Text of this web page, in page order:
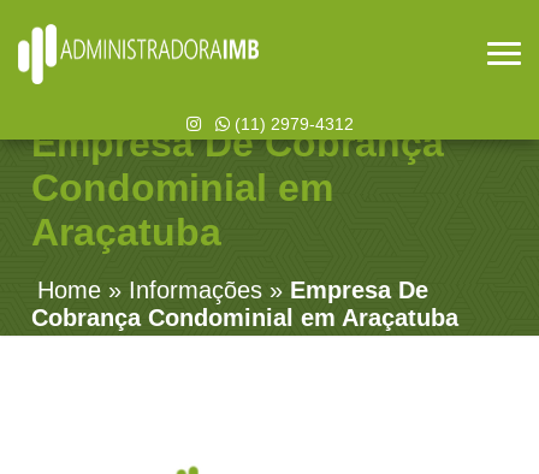
(11) 2979-4312
Empresa De Cobrança
Condominial em
Araçatuba
Home » Informações » Empresa De
Cobrança Condominial em Araçatuba